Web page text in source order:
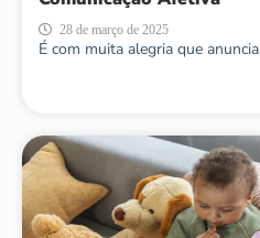
28 de março de 2025
É com muita alegria que